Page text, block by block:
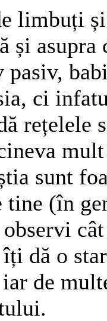
limbuți
și asupra
pasiv,
ci
rețelele
sunt
tine (în
îți dă o
de